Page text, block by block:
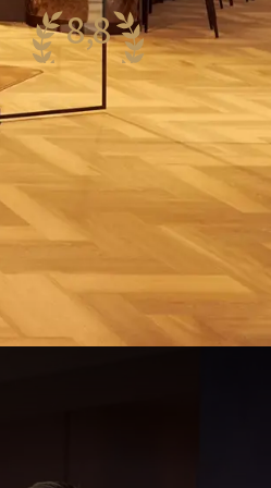
8,8